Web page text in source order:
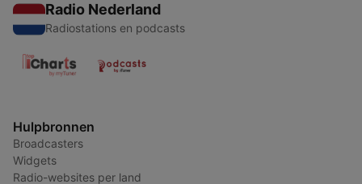
Radio Nederland
Radiostations en podcasts
Hulpbronnen
Broadcasters
Widgets
Radio-websites per land